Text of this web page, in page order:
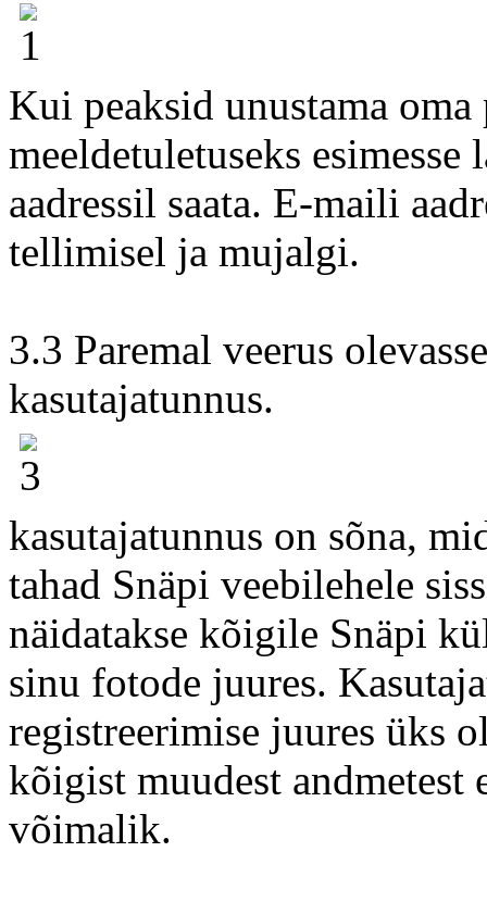
Kui peaksid unustama oma
meeldetuletuseks
aadressil saata. E-maili
tellimisel ja mujalgi.
3.3 Paremal veerus
kasutajatunnus.
kasutajatunnus on sõna,
tahad Snäpi veebilehele
näidatakse kõigile Snäpi
sinu fotode juures.
registreerimise juures üks
kõigist muudest andmetest
võimalik.